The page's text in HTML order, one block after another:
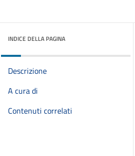
INDICE DELLA PAGINA
Descrizione
A cura di
Contenuti correlati